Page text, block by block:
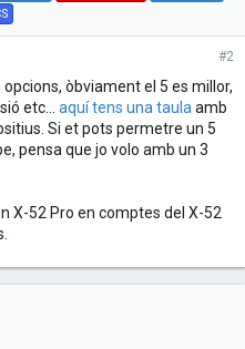
#2
òbviament el 5 es millor,
etc... aquí tens una taula amb
Si et pots permetre un 5
pensa que jo volo amb un 3
X-52 Pro en comptes del X-52